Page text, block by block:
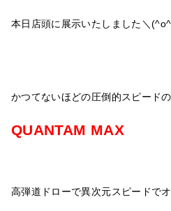
本日店頭に展示いたしました＼
かつてないほどの圧倒的スピードの
QUANTAM MAX
高弾道ドローで異次元スピードで